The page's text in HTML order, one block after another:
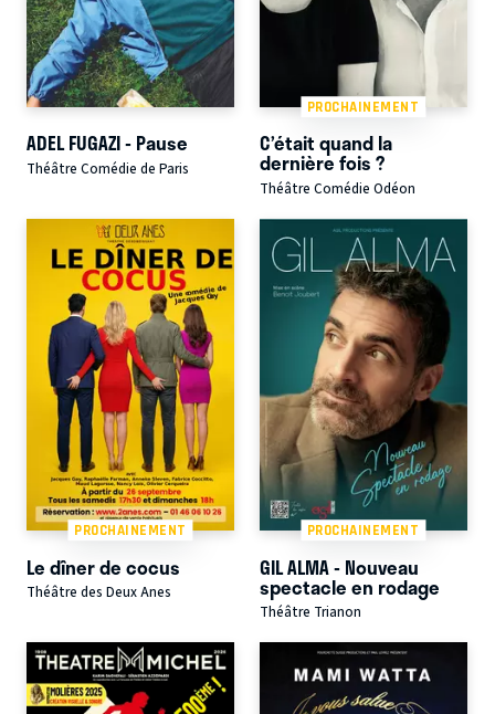
ADEL FUGAZI - Pause
Théâtre Comédie de Paris
PROCHAINEMENT
C’était quand la
dernière fois ?
Théâtre Comédie Odéon
PROCHAINEMENT
Le dîner de cocus
Théâtre des Deux Anes
PROCHAINEMENT
GIL ALMA - Nouveau
spectacle en rodage
Théâtre Trianon